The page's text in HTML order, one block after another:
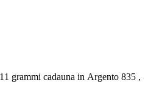
grammi cadauna in Argento 835 ,